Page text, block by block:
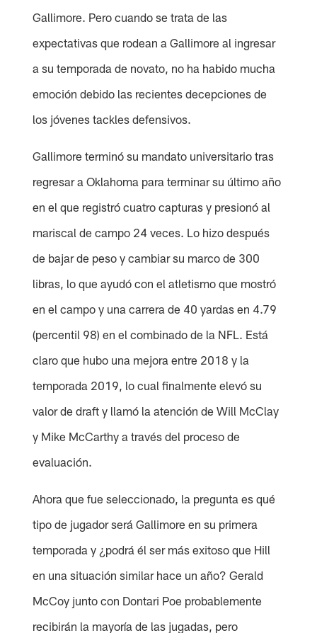
Gallimore. Pero cuando se trata de las
expectativas que rodean a Gallimore al ingresar
a su temporada de novato, no ha habido mucha
emoción debido las recientes decepciones de
los jóvenes tackles defensivos.
Gallimore terminó su mandato universitario tras
regresar a Oklahoma para terminar su último año
en el que registró cuatro capturas y presionó al
mariscal de campo 24 veces. Lo hizo después
de bajar de peso y cambiar su marco de 300
libras, lo que ayudó con el atletismo que mostró
en el campo y una carrera de 40 yardas en 4.79
(percentil 98) en el combinado de la NFL. Está
claro que hubo una mejora entre 2018 y la
temporada 2019, lo cual finalmente elevó su
valor de draft y llamó la atención de Will McClay
y Mike McCarthy a través del proceso de
evaluación.
Ahora que fue seleccionado, la pregunta es qué
tipo de jugador será Gallimore en su primera
temporada y ¿podrá él ser más exitoso que Hill
en una situación similar hace un año? Gerald
McCoy junto con Dontari Poe probablemente
recibirán la mayoría de las jugadas, pero